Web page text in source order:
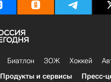
Биатлон ЗОЖ Хоккей
Продукты и сервисы Пресс-